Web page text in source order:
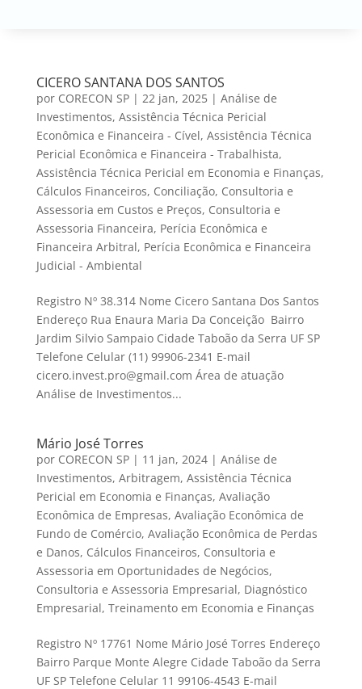
CICERO SANTANA DOS SANTOS
por CORECON SP| 22 jan, 2025| Análise de
Investimentos, Assistência Técnica Pericial
Econômica e Financeira - Cível, Assistência Técnica
Pericial Econômica e Financeira - Trabalhista,
Assistência Técnica Pericial em Economia e Finanças,
Cálculos Financeiros, Conciliação, Consultoria e
Assessoria em Custos e Preços, Consultoria e
Assessoria Financeira, Perícia Econômica e
Financeira Arbitral, Perícia Econômica e Financeira
Judicial - Ambiental
Registro Nº 38.314 Nome Cicero Santana Dos Santos
Endereço Rua Enaura Maria Da Conceição Bairro
Jardim Silvio Sampaio Cidade Taboão da Serra UF SP
Telefone Celular (11) 99906-2341 E-mail
cicero.invest.pro@gmail.com Área de atuação
Análise de Investimentos...
Mário José Torres
por CORECON SP| 11 jan, 2024| Análise de
Investimentos, Arbitragem, Assistência Técnica
Pericial em Economia e Finanças, Avaliação
Econômica de Empresas, Avaliação Econômica de
Fundo de Comércio, Avaliação Econômica de Perdas
e Danos, Cálculos Financeiros, Consultoria e
Assessoria em Oportunidades de Negócios,
Consultoria e Assessoria Empresarial, Diagnóstico
Empresarial, Treinamento em Economia e Finanças
Registro Nº 17761 Nome Mário José Torres Endereço
Bairro Parque Monte Alegre Cidade Taboão da Serra
UF SP Telefone Celular 11 99106-4543 E-mail